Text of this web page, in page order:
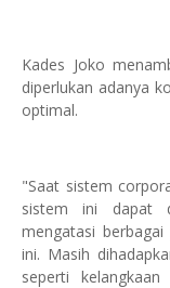
Kades Joko
diperlukan adanya
optimal.
"Saat sistem
sistem ini dapat
mengatasi
ini. Masih
seperti